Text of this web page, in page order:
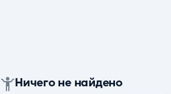
Ничего не найдено